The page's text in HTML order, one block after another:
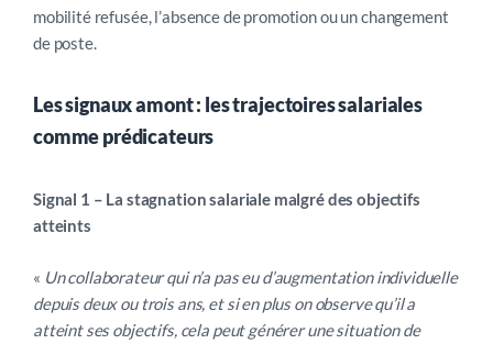
mobilité refusée, l’absence de promotion ou un changement
de poste.
Les signaux amont : les trajectoires salariales
comme prédicateurs
Signal 1 – La stagnation salariale malgré des objectifs
atteints
« Un collaborateur qui n’a pas eu d’augmentation individuelle
depuis deux ou trois ans, et si en plus on observe qu’il a
atteint ses objectifs, cela peut générer une situation de